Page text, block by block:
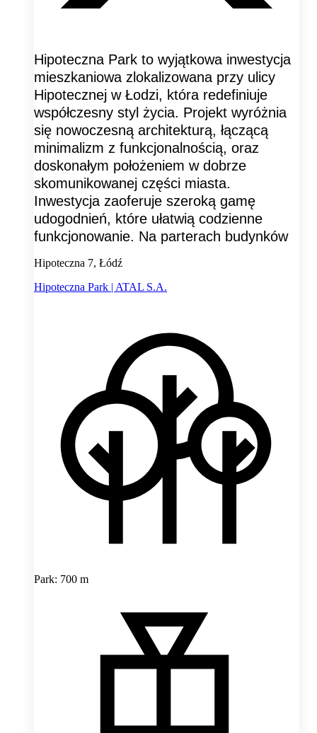
Hipoteczna Park to wyjątkowa inwestycja
mieszkaniowa zlokalizowana przy ulicy
Hipotecznej w Łodzi, która redefiniuje
współczesny styl życia. Projekt wyróżnia
się nowoczesną architekturą, łączącą
minimalizm z funkcjonalnością, oraz
doskonałym położeniem w dobrze
skomunikowanej części miasta.
Inwestycja zaoferuje szeroką gamę
udogodnień, które ułatwią codzienne
funkcjonowanie. Na parterach budynków
Hipoteczna 7, Łódź
Hipoteczna Park | ATAL S.A.
Park: 700 m